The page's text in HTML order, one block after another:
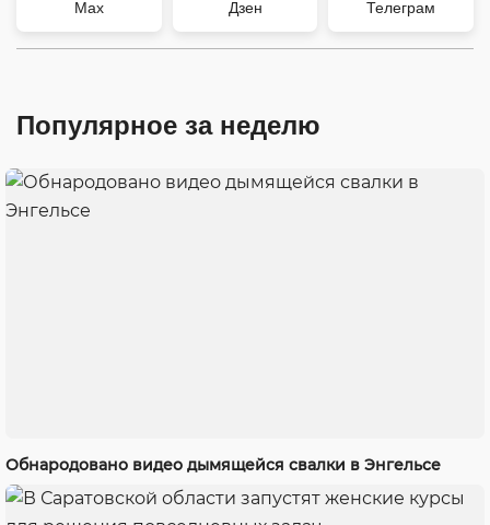
Max Дзен Телеграм
Популярное за неделю
Обнародовано видео дымящейся свалки в Энгельсе